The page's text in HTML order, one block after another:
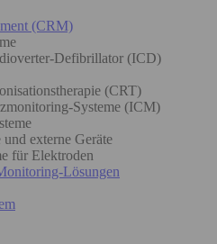
(CRM)
Defibrillator (ICD)
(CRT)
Systeme (ICM)
und externe Geräte
für Elektroden
Lösungen